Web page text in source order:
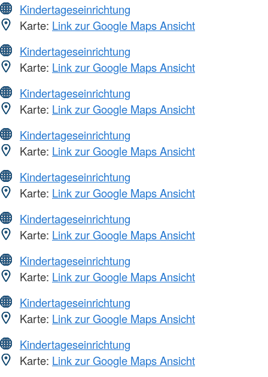
Kindertageseinrichtung
Karte: Link zur Google Maps Ansicht
Kindertageseinrichtung
Karte: Link zur Google Maps Ansicht
Kindertageseinrichtung
Karte: Link zur Google Maps Ansicht
Kindertageseinrichtung
Karte: Link zur Google Maps Ansicht
Kindertageseinrichtung
Karte: Link zur Google Maps Ansicht
Kindertageseinrichtung
Karte: Link zur Google Maps Ansicht
Kindertageseinrichtung
Karte: Link zur Google Maps Ansicht
Kindertageseinrichtung
Karte: Link zur Google Maps Ansicht
Kindertageseinrichtung
Karte: Link zur Google Maps Ansicht